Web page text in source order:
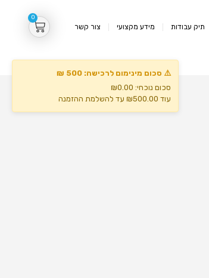
תיק עבודות מידע מקצועי צור קשר
0
⚠️ סכום מינימום לרכישה: 500 ₪
סכום נוכחי: ₪0.00
עוד ₪500.00 עד להשלמת ההזמנה